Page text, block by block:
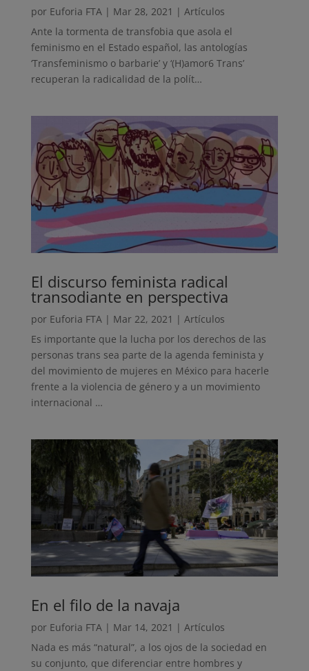
por Euforia FTA | Mar 28, 2021 | Artículos
Ante la tormenta de transfobia que asola el
feminismo en el Estado español, las antologías
‘Transfeminismo o barbarie’ y ‘(H)amor6 Trans’
recuperan la radicalidad de la polít…
El discurso feminista radical
transodiante en perspectiva
por Euforia FTA | Mar 22, 2021 | Artículos
Es importante que la lucha por los derechos de las
personas trans sea parte de la agenda feminista y
del movimiento de mujeres en México para hacerle
frente a la violencia de género y a un movimiento
internacional …
En el filo de la navaja
por Euforia FTA | Mar 14, 2021 | Artículos
Nada es más “natural”, a los ojos de la sociedad en
su conjunto, que diferenciar entre hombres y